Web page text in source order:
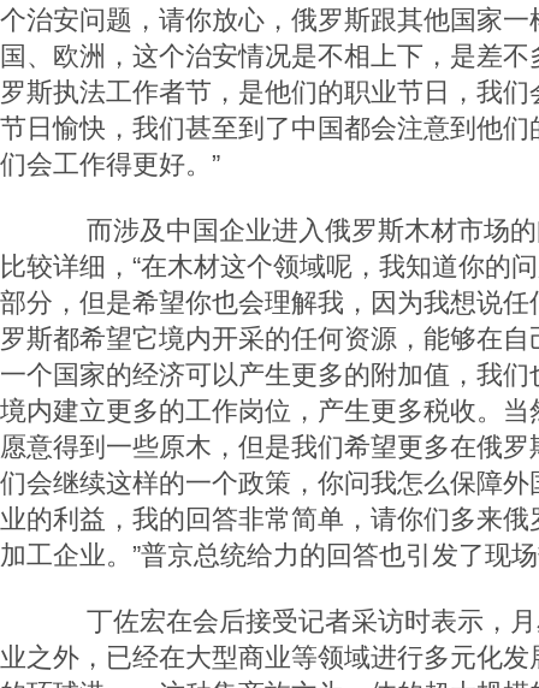
个治安问题，请你放心，俄罗斯跟其他国家
国、欧洲，这个治安情况是不相上下，是差
罗斯执法工作者节，是他们的职业节日，我
节日愉快，我们甚至到了中国都会注意到他
们会工作得更好。”
而涉及中国企业进入俄罗斯木材市场的
比较详细，“在木材这个领域呢，我知道你的
部分，但是希望你也会理解我，因为我想说
罗斯都希望它境内开采的任何资源，能够在
一个国家的经济可以产生更多的附加值，我
境内建立更多的工作岗位，产生更多税收。
愿意得到一些原木，但是我们希望更多在俄
们会继续这样的一个政策，你问我怎么保障
业的利益，我的回答非常简单，请你们多来
加工企业。”普京总统给力的回答也引发了现
丁佐宏在会后接受记者采访时表示，月
业之外，已经在大型商业等领域进行多元化